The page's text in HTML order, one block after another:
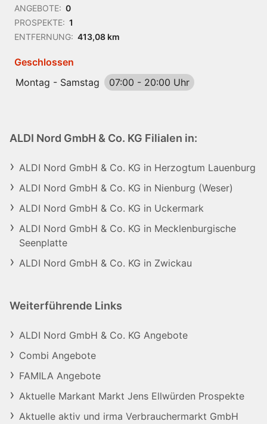
ANGEBOTE: 0
PROSPEKTE: 1
ENTFERNUNG: 413,08 km
Geschlossen
Montag - Samstag
07:00 - 20:00 Uhr
ALDI Nord GmbH & Co. KG Filialen in:
ALDI Nord GmbH & Co. KG in Herzogtum Lauenburg
ALDI Nord GmbH & Co. KG in Nienburg (Weser)
ALDI Nord GmbH & Co. KG in Uckermark
ALDI Nord GmbH & Co. KG in Mecklenburgische
Seenplatte
ALDI Nord GmbH & Co. KG in Zwickau
Weiterführende Links
ALDI Nord GmbH & Co. KG Angebote
Combi Angebote
FAMILA Angebote
Aktuelle Markant Markt Jens Ellwürden Prospekte
Aktuelle aktiv und irma Verbrauchermarkt GmbH